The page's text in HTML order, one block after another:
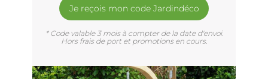
Je reçois mon code Jardindéco
* Code valable 3 mois à compter de la date d'envoi.
Hors frais de port et promotions en cours.